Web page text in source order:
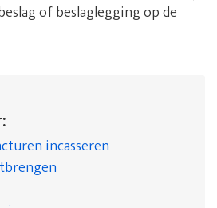
of beslaglegging op de
incasseren